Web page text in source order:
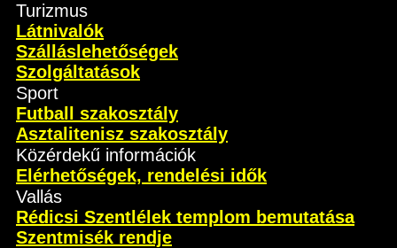
Turizmus
Látnivalók
Szálláslehetőségek
Szolgáltatások
Sport
Futball szakosztály
Asztalitenisz szakosztály
Közérdekű információk
Elérhetőségek, rendelési idők
Vallás
Rédicsi Szentlélek templom bemutatása
Szentmisék rendje